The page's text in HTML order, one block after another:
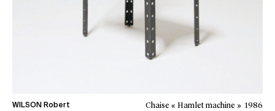
WILSON Robert Chaise « Hamlet machine » 1986